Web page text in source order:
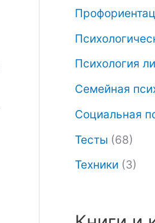
Психология
Семейная
Социальная
Тесты (68)
Техники (3)